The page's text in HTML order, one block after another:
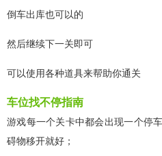
倒车出库也可以的
然后继续下一关即可
可以使用各种道具来帮助你通关
车位找不停指南
游戏每一个关卡中都会出现一个停
碍物移开就好；